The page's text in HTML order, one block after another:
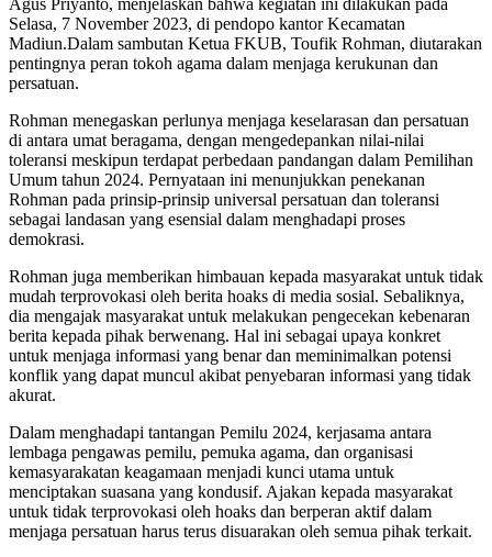
Selasa, 7 November 2023, di pendopo kantor Kecamatan
Madiun.Dalam sambutan Ketua FKUB, Toufik Rohman, diutarakan
pentingnya peran tokoh agama dalam menjaga kerukunan dan
persatuan.
Rohman menegaskan perlunya menjaga keselarasan dan persatuan
di antara umat beragama, dengan mengedepankan nilai-nilai
toleransi meskipun terdapat perbedaan pandangan dalam Pemilihan
Umum tahun 2024. Pernyataan ini menunjukkan penekanan
Rohman pada prinsip-prinsip universal persatuan dan toleransi
sebagai landasan yang esensial dalam menghadapi proses
demokrasi.
Rohman juga memberikan himbauan kepada masyarakat untuk tidak
mudah terprovokasi oleh berita hoaks di media sosial. Sebaliknya,
dia mengajak masyarakat untuk melakukan pengecekan kebenaran
berita kepada pihak berwenang. Hal ini sebagai upaya konkret
untuk menjaga informasi yang benar dan meminimalkan potensi
konflik yang dapat muncul akibat penyebaran informasi yang tidak
akurat.
Dalam menghadapi tantangan Pemilu 2024, kerjasama antara
lembaga pengawas pemilu, pemuka agama, dan organisasi
kemasyarakatan keagamaan menjadi kunci utama untuk
menciptakan suasana yang kondusif. Ajakan kepada masyarakat
untuk tidak terprovokasi oleh hoaks dan berperan aktif dalam
menjaga persatuan harus terus disuarakan oleh semua pihak terkait.